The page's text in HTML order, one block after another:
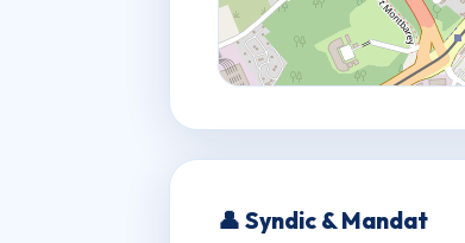
👤 Syndic & Mandat